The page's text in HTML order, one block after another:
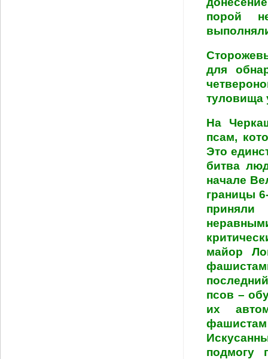
порой
для
туловища
На
псам,
Это
битва
начале
границы
майор
псов –
их
подмогу